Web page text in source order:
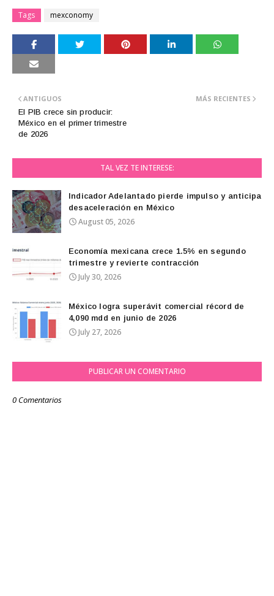
Tags mexconomy
MÁS RECIENTES
ANTIGUOS
El PIB crece sin producir:
México en el primer trimestre
de 2026
TAL VEZ TE INTERESE:
Indicador Adelantado pierde impulso y anticipa
desaceleración en México
August 05, 2026
Economía mexicana crece 1.5% en segundo
trimestre y revierte contracción
July 30, 2026
México logra superávit comercial récord de
4,090 mdd en junio de 2026
July 27, 2026
PUBLICAR UN COMENTARIO
0 Comentarios